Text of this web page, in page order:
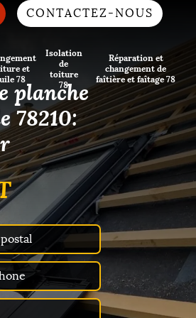
CONTACTEZ-NOUS
et
78
Isolation
de
toiture
78
Réparation et
changement de
faîtière et faîtage 78
planche
78210: